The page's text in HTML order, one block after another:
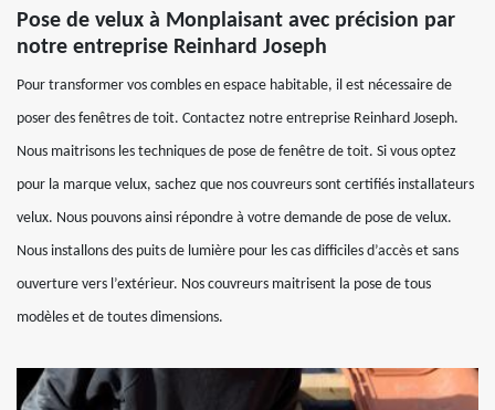
Pose de velux à Monplaisant avec précision par
notre entreprise Reinhard Joseph
Pour transformer vos combles en espace habitable, il est nécessaire de
poser des fenêtres de toit. Contactez notre entreprise Reinhard Joseph.
Nous maitrisons les techniques de pose de fenêtre de toit. Si vous optez
pour la marque velux, sachez que nos couvreurs sont certifiés installateurs
velux. Nous pouvons ainsi répondre à votre demande de pose de velux.
Nous installons des puits de lumière pour les cas difficiles d’accès et sans
ouverture vers l’extérieur. Nos couvreurs maitrisent la pose de tous
modèles et de toutes dimensions.